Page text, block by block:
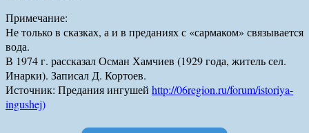
Примечание:
Не только в сказках, а и в преданиях с «сармаком» связывается
вода.
В 1974 г. рассказал Осман Хамчиев (1929 года, житель сел.
Инарки). Записал Д. Кортоев.
Источник: Предания ингушей http://06region.ru/forum/istoriya-
ingushej)